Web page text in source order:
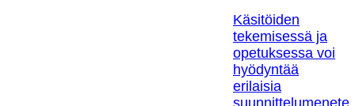
Käsitöiden
tekemisessä ja
opetuksessa voi
hyödyntää
erilaisia